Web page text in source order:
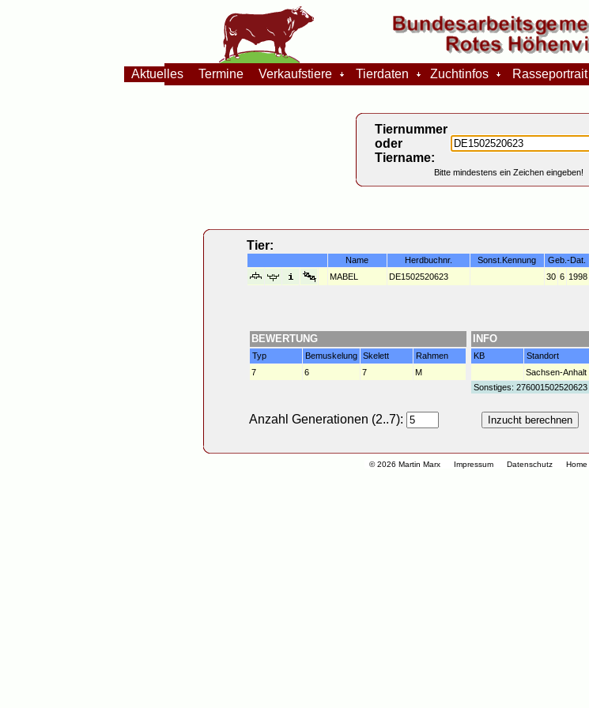
© 2026 Martin Marx Impressum Datenschutz Home
Aktuelles Termine Verkaufstiere Tierdaten Zuchtinfos Rasseportrait
Tiernummer
oder
Tiername:
Bitte mindestens ein Zeichen eingeben!
Tier:
Name Herdbuchnr. Sonst.Kennung Geb.-Dat.
MABEL
DE1502520623 30 6 1998
BEWERTUNG
Typ Bemuskelung Skelett
Rahmen
7
6 7 M
INFO
KB
Standort
Sachsen-Anhalt
Sonstiges: 276001502520623
Anzahl Generationen (2..7):